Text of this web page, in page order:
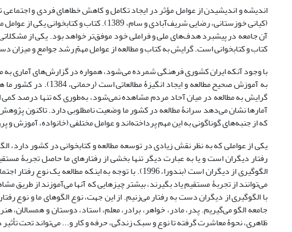
اندیشه و اندیشیدن از عوامل مؤثر در ایجاد تکامل و کاهش خطاهای فردی و
(کیانی خوزستانی، رضایی شریف‌آبادی و
آن جامعه در پیشبرد هدف‌های ملی و فراملی خود موفق‌تر خواهد بود. یکی از
کتاب و کتابخوانی است. گرایش به کتاب و مطالعه از عوامل مهمّ رشد جوامع و میزان
با وجود آنکه ایران کشوری فرهنگی شمرده می‌شود، همواره در گزارش‌های آماری به
به آموزش صحیح
که از جنبه‌های گوناگونی به این مهم پرداخته‌اند و عوامل مختلفی (خانواده، آموزش
یکی از عواملی که به نظر نقش زیادی در توسعه مطالعه و کتابخوانی در کشور دارد،
رفتار دیگران است و یا به عبارت دیگر تنها بخشی از رفتارهای ما حاصل تجربۀ
می‌توانند از تجربۀ مستقیم یاد بگیرند، بیشتر چیزهایی که آنها می‌آموزند از
با الگوگیری از دیگران دست به رفتار می‌زنیم. از این جهت، نوع الگوهای ما و نوع
جامعه الگو می‌گیریم. پدر، مادر، خواهر، برادر، معلم، استاد، دوستان و همسالان،
ظاهری، نحوۀ معاشرت گرفته تا نوع و سبک زندگی، حرفه و کار و... می‌تواند تحت